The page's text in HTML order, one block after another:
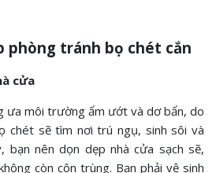
phòng tránh bọ chét cắn
cửa
ưa môi trường ẩm ướt và dơ bẩn, do
chét sẽ tìm nơi trú ngụ, sinh sôi và
bạn nên dọn dẹp nhà cửa sạch sẽ,
còn côn trùng. Bạn phải vệ sinh